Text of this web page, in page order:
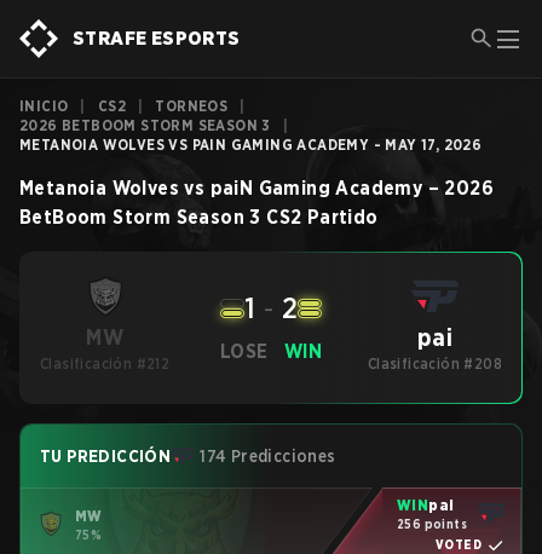
STRAFE ESPORTS
INICIO CS2 TORNEOS
2026 BETBOOM STORM SEASON 3
METANOIA WOLVES VS PAIN GAMING ACADEMY - MAY 17, 2026
Metanoia Wolves vs paiN Gaming Academy – 2026
BetBoom Storm Season 3 CS2 Partido
MW
Clasificación #212
LOSE
1 - 2
WIN pai
Clasificación #208
TU PREDICCIÓN 174 Predicciones
MW
75%
WINpai
256 points
VOTED